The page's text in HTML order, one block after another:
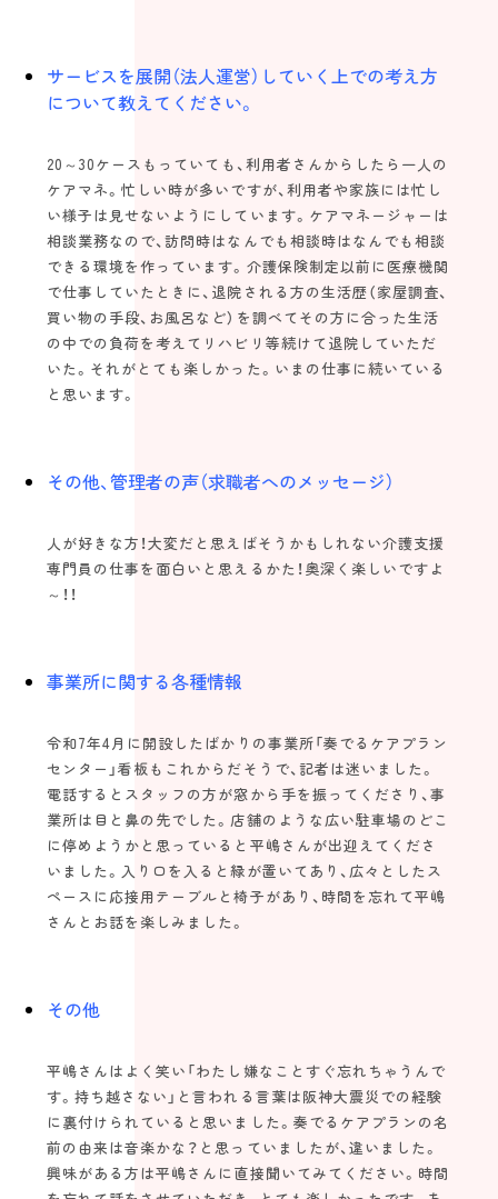
サービスを展開（法人運営）していく上での考え方
について教えてください。
20～30ケースもっていても、利用者さんからしたら一人の
ケアマネ。忙しい時が多いですが、利用者や家族には忙し
い様子は見せないようにしています。ケアマネージャーは
相談業務なので、訪問時はなんでも相談時はなんでも相談
できる環境を作っています。介護保険制定以前に医療機関
で仕事していたときに、退院される方の生活歴（家屋調査、
買い物の手段、お風呂など）を調べてその方に合った生活
の中での負荷を考えてリハビリ等続けて退院していただ
いた。それがとても楽しかった。いまの仕事に続いている
と思います。
その他、管理者の声（求職者へのメッセージ）
人が好きな方！大変だと思えばそうかもしれない介護支援
専門員の仕事を面白いと思えるかた！奥深く楽しいですよ
～！！
事業所に関する各種情報
令和7年4月に開設したばかりの事業所「奏でるケアプラン
センター」看板もこれからだそうで、記者は迷いました。
電話するとスタッフの方が窓から手を振ってくださり、事
業所は目と鼻の先でした。店舗のような広い駐車場のどこ
に停めようかと思っていると平嶋さんが出迎えてくださ
いました。入り口を入ると緑が置いてあり、広々としたス
ペースに応接用テーブルと椅子があり、時間を忘れて平嶋
さんとお話を楽しみました。
その他
平嶋さんはよく笑い「わたし嫌なことすぐ忘れちゃうんで
す。持ち越さない」と言われる言葉は阪神大震災での経験
に裏付けられていると思いました。奏でるケアプランの名
前の由来は音楽かな？と思っていましたが、違いました。
興味がある方は平嶋さんに直接聞いてみてください。時間